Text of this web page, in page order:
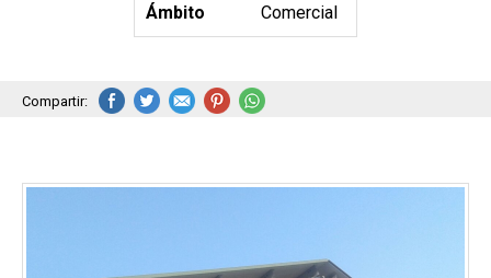
Ámbito Comercial
Compartir: